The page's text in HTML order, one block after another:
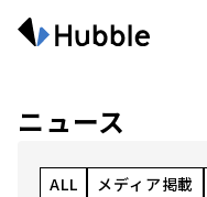
ニュース
ALL メディア掲載